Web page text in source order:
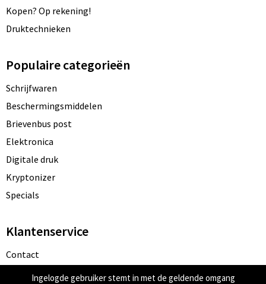
Kopen? Op rekening!
Druktechnieken
Populaire categorieën
Schrijfwaren
Beschermingsmiddelen
Brievenbus post
Elektronica
Digitale druk
Kryptonizer
Specials
Klantenservice
Contact
Bestelling & Bezorging
Ingelogde gebruiker stemt in met de geldende omgang